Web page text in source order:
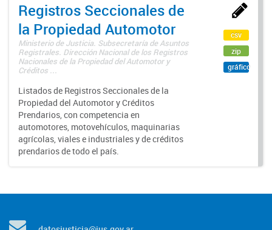
Registros Seccionales de
la Propiedad Automotor
Ministerio de Justicia. Subsecretaría de Asuntos
Registrales. Dirección Nacional de los Registros
Nacionales de la Propiedad del Automotor y
Créditos ...
Listados de Registros Seccionales de la
Propiedad del Automotor y Créditos
Prendarios, con competencia en
automotores, motovehículos, maquinarias
agrícolas, viales e industriales y de créditos
prendarios de todo el país.
csv
zip
gráfico